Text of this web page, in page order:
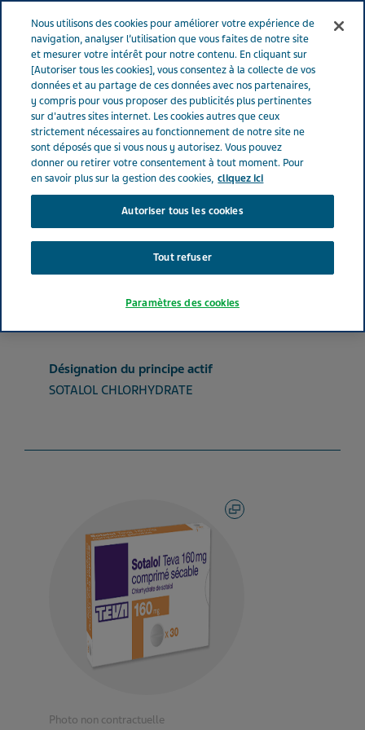
Menu
France Nos Produits SOTALOL TEVA® 160 mg (bte de 30)
SOTALOL TEVA® 160 mg
(bte de 30)
BÉTABLOQUANTS SOTALOL CHLORHYDRATE
Forme pharmaceutique
Désignation du principe actif
SOTALOL CHLORHYDRATE
Photo non contractuelle
Nous utilisons des cookies pour améliorer votre expérience de
navigation, analyser l’utilisation que vous faites de notre site
et mesurer votre intérêt pour notre contenu. En cliquant sur
[Autoriser tous les cookies], vous consentez à la collecte de vos
données et au partage de ces données avec nos partenaires,
y compris pour vous proposer des publicités plus pertinentes
sur d'autres sites internet. Les cookies autres que ceux
strictement nécessaires au fonctionnement de notre site ne
sont déposés que si vous nous y autorisez. Vous pouvez
donner ou retirer votre consentement à tout moment. Pour
en savoir plus sur la gestion des cookies, cliquez ici
Autoriser tous les cookies
Tout refuser
Paramètres des cookies